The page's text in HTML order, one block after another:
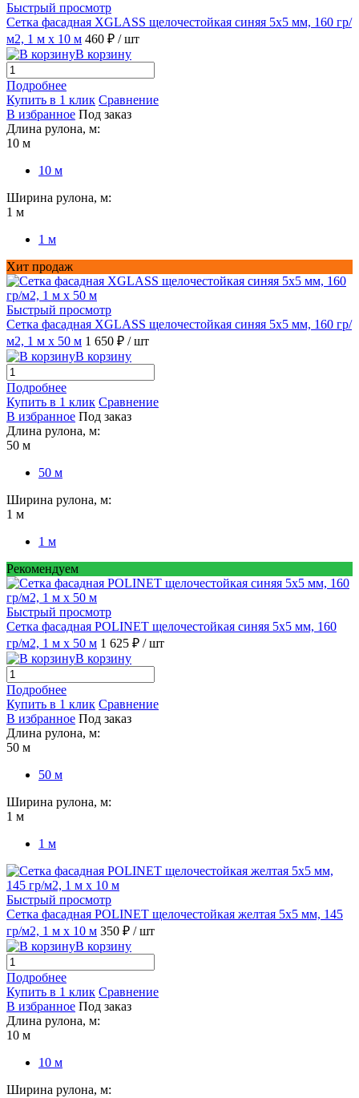
Быстрый просмотр
Сетка фасадная XGLASS щелочестойкая синяя 5х5 мм, 160 гр/
м2, 1 м х 10 м 460 ₽ / шт
В корзину
Подробнее
Купить в 1 клик Сравнение
В избранное Под заказ
Длина рулона, м:
10 м
10 м
Ширина рулона, м:
1 м
1 м
Хит продаж
Быстрый просмотр
Сетка фасадная XGLASS щелочестойкая синяя 5х5 мм, 160 гр/
м2, 1 м х 50 м 1 650 ₽ / шт
В корзину
Подробнее
Купить в 1 клик Сравнение
В избранное Под заказ
Длина рулона, м:
50 м
50 м
Ширина рулона, м:
1 м
1 м
Рекомендуем
Быстрый просмотр
Сетка фасадная POLINET щелочестойкая синяя 5х5 мм, 160
гр/м2, 1 м х 50 м 1 625 ₽ / шт
В корзину
Подробнее
Купить в 1 клик Сравнение
В избранное Под заказ
Длина рулона, м:
50 м
50 м
Ширина рулона, м:
1 м
1 м
Быстрый просмотр
Сетка фасадная POLINET щелочестойкая желтая 5х5 мм, 145
гр/м2, 1 м х 10 м 350 ₽ / шт
В корзину
Подробнее
Купить в 1 клик Сравнение
В избранное Под заказ
Длина рулона, м:
10 м
10 м
Ширина рулона, м: